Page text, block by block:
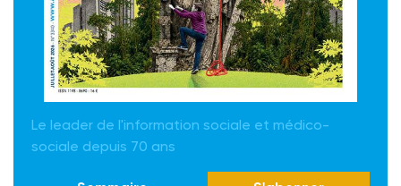
Le leader de l'information sociale et médico-
sociale depuis 70 ans